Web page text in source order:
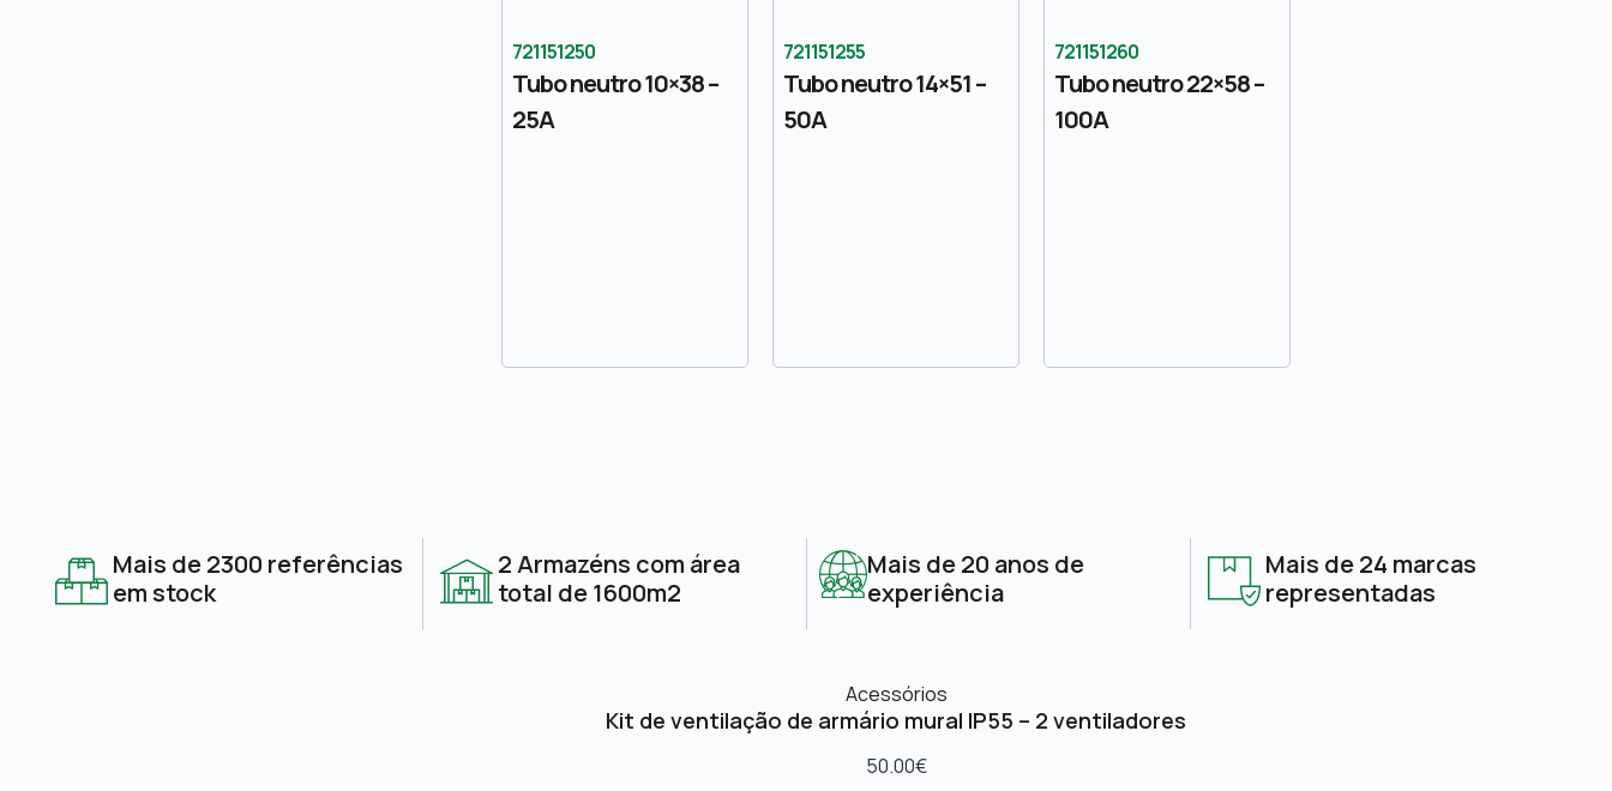
721151250
Tubo neutro 10×38 –
25A
721151255
Tubo neutro 14×51 –
50A
721151260
Tubo neutro 22×58 –
100A
Mais de 2300 referências
em stock
2 Armazéns com área
total de 1600m2
Mais de 20 anos de
experiência
Mais de 24 marcas
representadas
Acessórios
Kit de ventilação de armário mural IP55 – 2 ventiladores
50.00€